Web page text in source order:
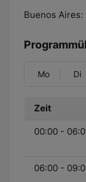
Buenos Aires:
Mo Di
Zeit
00:00 -
06:00 -